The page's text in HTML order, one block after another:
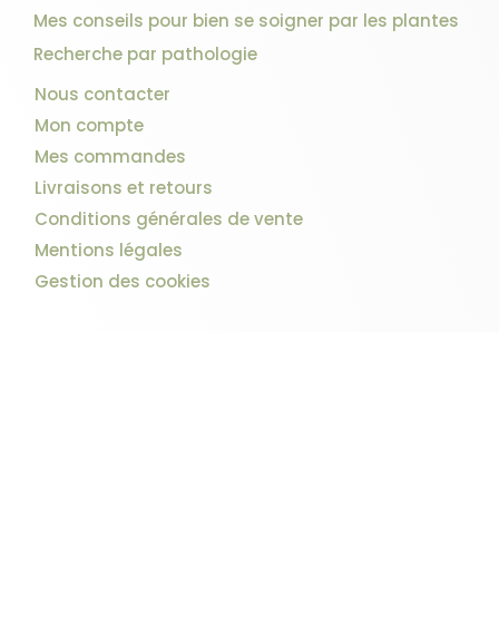
Mes conseils pour bien se soigner par les plantes
Recherche par pathologie
Nous contacter
Mon compte
Mes commandes
Livraisons et retours
Conditions générales de vente
Mentions légales
Gestion des cookies